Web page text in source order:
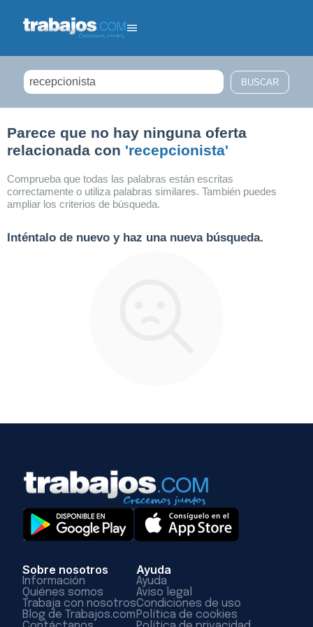
Parece que no hay ninguna oferta
relacionada con 'recepcionista'
Comprueba que todas las palabras están escritas
correctamente o utiliza palabras similares. También puedes
ampliar los criterios de búsqueda.
Inténtalo de nuevo y haz una nueva búsqueda.
Sobre nosotros
Información
Quiénes somos
Trabaja con nosotros
Blog de Trabajos.com
Ayuda
Ayuda
Aviso legal
Condiciones de uso
Política de cookies